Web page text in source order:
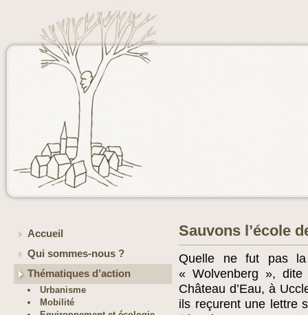
Accueil
Qui sommes-nous ?
Thématiques d’action
Urbanisme
Mobilité
Sauvons l’école
Quelle ne fut pas la
« Wolvenberg »,
Château d’Eau, à
ils reçurent une lettre